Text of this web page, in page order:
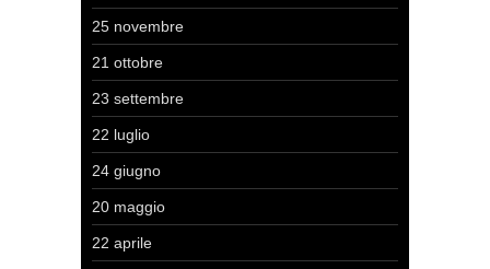
25 novembre
21 ottobre
23 settembre
22 luglio
24 giugno
20 maggio
22 aprile